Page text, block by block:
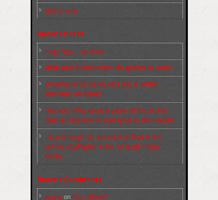
संघर्षरत जनता
Recent Posts
मज़दूर बिगुल – जून 2026
पश्चिम बंगाल में भाजपा सरकार और बुलडोज़र का आतंक!
अमानवीयता की हदें पार कर रही है क्यूबा में अमेरिकी
साम्राज्यवाद की घेराबन्दी
शिक्षा मंत्री धर्मेन्द्र प्रधान के इस्तीफ़े की माँग को लेकर
दिल्ली के जन्तर-मन्तर पर छात्रों-युवाओं का विरोध प्रदर्शन
‘नोएडा के मज़दूरों और कार्यकर्ताओं की रिहाई के लिए
अभियान’ (CaRWAN) के बैनर तले दिल्ली में विरोध
प्रदर्शन
Recent Comments
sneha on बिगुल पुस्तिकाएँ